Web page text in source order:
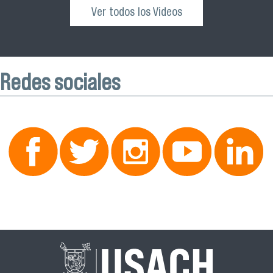
Ver todos los Videos
Redes sociales